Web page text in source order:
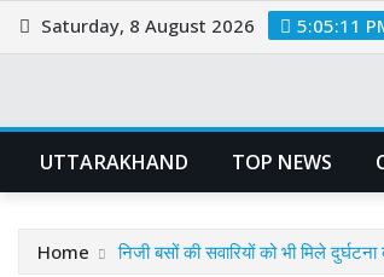
Skip
to
Saturday, 8 August 2026 5:05:12
UTTARAKHAND TOP NEWS
Home निजी बसों की सवारियों को भी मिले दुर्घटना